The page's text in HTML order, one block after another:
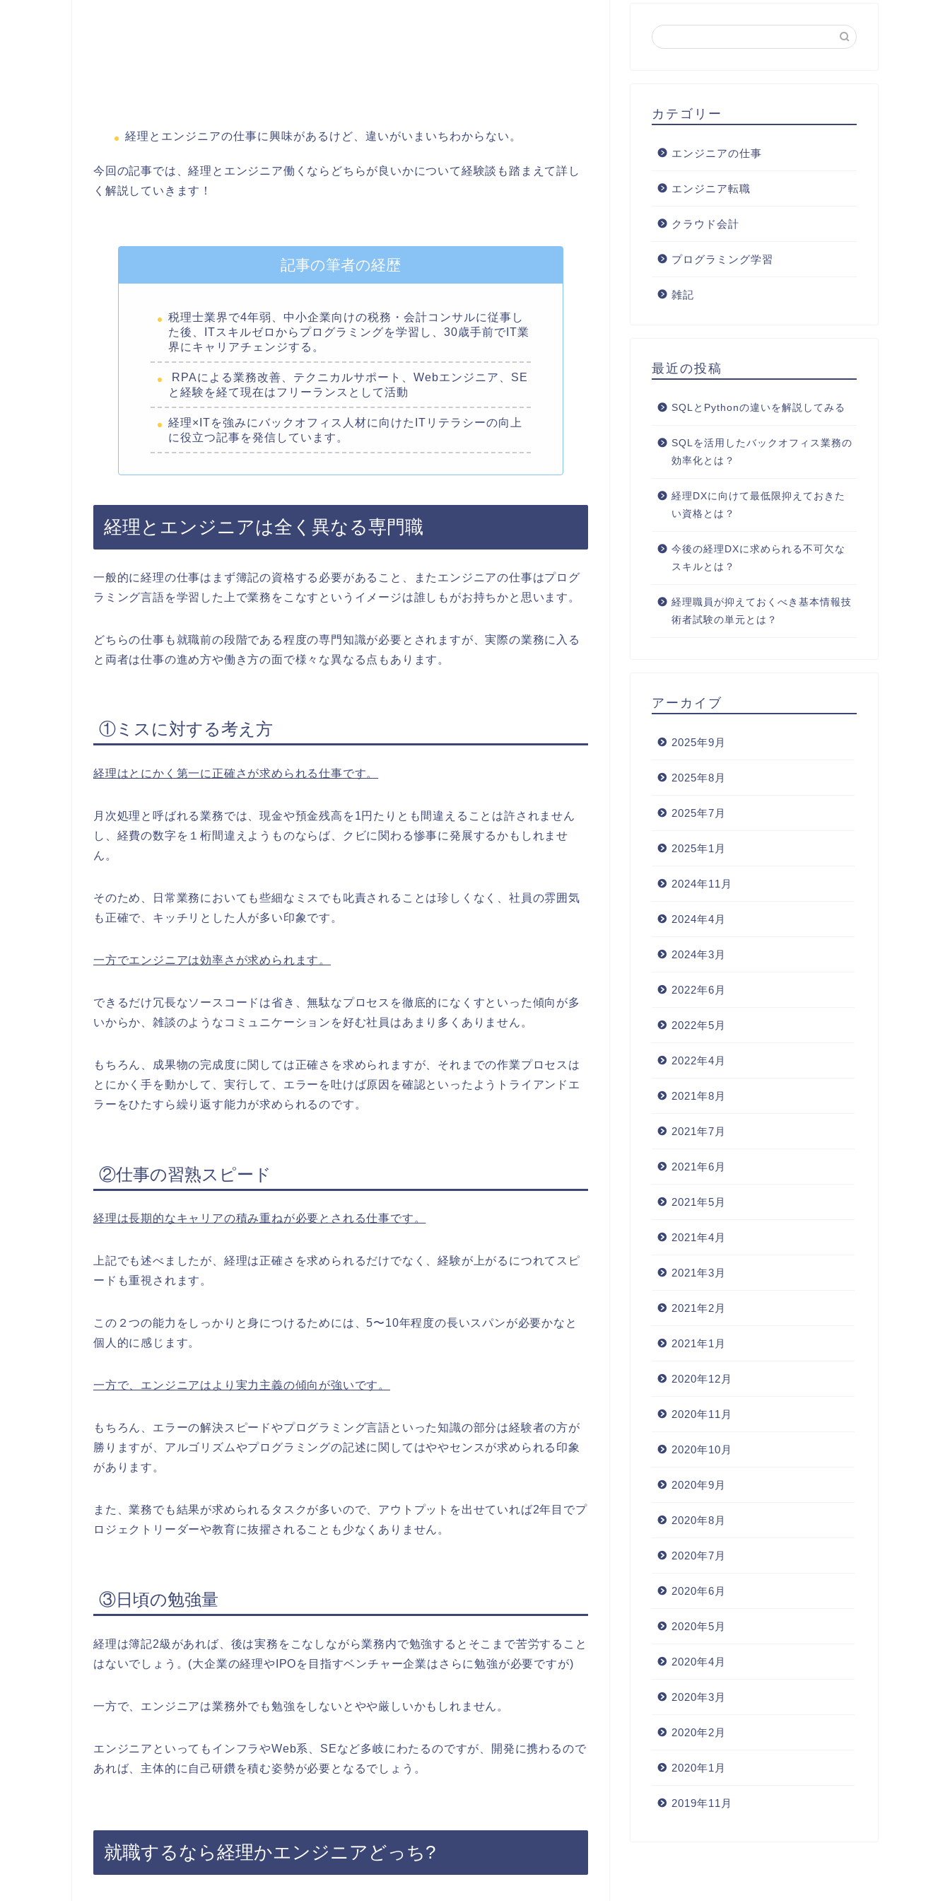
経理とエンジニアの仕事に興味があるけど、違いがいまいちわからない。
今回の記事では、経理とエンジニア働くならどちらが良いかについて経験談も踏まえて詳し
く解説していきます！
記事の筆者の経歴
税理士業界で4年弱、中小企業向けの税務・会計コンサルに従事し
た後、ITスキルゼロからプログラミングを学習し、30歳手前でIT業
界にキャリアチェンジする。
RPAによる業務改善、テクニカルサポート、Webエンジニア、SE
と経験を経て現在はフリーランスとして活動
経理×ITを強みにバックオフィス人材に向けたITリテラシーの向上
に役立つ記事を発信しています。
経理とエンジニアは全く異なる専門職
一般的に経理の仕事はまず簿記の資格する必要があること、またエンジニアの仕事はプログ
ラミング言語を学習した上で業務をこなすというイメージは誰しもがお持ちかと思います。
どちらの仕事も就職前の段階である程度の専門知識が必要とされますが、実際の業務に入る
と両者は仕事の進め方や働き方の面で様々な異なる点もあります。
①ミスに対する考え方
経理はとにかく第一に正確さが求められる仕事です。
月次処理と呼ばれる業務では、現金や預金残高を1円たりとも間違えることは許されません
し、経費の数字を１桁間違えようものならば、クビに関わる惨事に発展するかもしれませ
ん。
そのため、日常業務においても些細なミスでも叱責されることは珍しくなく、社員の雰囲気
も正確で、キッチリとした人が多い印象です。
一方でエンジニアは効率さが求められます。
できるだけ冗長なソースコードは省き、無駄なプロセスを徹底的になくすといった傾向が多
いからか、雑談のようなコミュニケーションを好む社員はあまり多くありません。
もちろん、成果物の完成度に関しては正確さを求められますが、それまでの作業プロセスは
とにかく手を動かして、実行して、エラーを吐けば原因を確認といったようトライアンドエ
ラーをひたすら繰り返す能力が求められるのです。
②仕事の習熟スピード
経理は長期的なキャリアの積み重ねが必要とされる仕事です。
上記でも述べましたが、経理は正確さを求められるだけでなく、経験が上がるにつれてスピ
ードも重視されます。
この２つの能力をしっかりと身につけるためには、5〜10年程度の長いスパンが必要かなと
個人的に感じます。
一方で、エンジニアはより実力主義の傾向が強いです。
もちろん、エラーの解決スピードやプログラミング言語といった知識の部分は経験者の方が
勝りますが、アルゴリズムやプログラミングの記述に関してはややセンスが求められる印象
があります。
また、業務でも結果が求められるタスクが多いので、アウトプットを出せていれば2年目でプ
ロジェクトリーダーや教育に抜擢されることも少なくありません。
③日頃の勉強量
経理は簿記2級があれば、後は実務をこなしながら業務内で勉強するとそこまで苦労すること
はないでしょう。(大企業の経理やIPOを目指すベンチャー企業はさらに勉強が必要ですが)
一方で、エンジニアは業務外でも勉強をしないとやや厳しいかもしれません。
エンジニアといってもインフラやWeb系、SEなど多岐にわたるのですが、開発に携わるので
あれば、主体的に自己研鑽を積む姿勢が必要となるでしょう。
就職するなら経理かエンジニアどっち?
カテゴリー
エンジニアの仕事
エンジニア転職
クラウド会計
プログラミング学習
雑記
最近の投稿
SQLとPythonの違いを解説してみる
SQLを活用したバックオフィス業務の
効率化とは？
経理DXに向けて最低限抑えておきた
い資格とは？
今後の経理DXに求められる不可欠な
スキルとは？
経理職員が抑えておくべき基本情報技
術者試験の単元とは？
アーカイブ
2025年9月
2025年8月
2025年7月
2025年1月
2024年11月
2024年4月
2024年3月
2022年6月
2022年5月
2022年4月
2021年8月
2021年7月
2021年6月
2021年5月
2021年4月
2021年3月
2021年2月
2021年1月
2020年12月
2020年11月
2020年10月
2020年9月
2020年8月
2020年7月
2020年6月
2020年5月
2020年4月
2020年3月
2020年2月
2020年1月
2019年11月